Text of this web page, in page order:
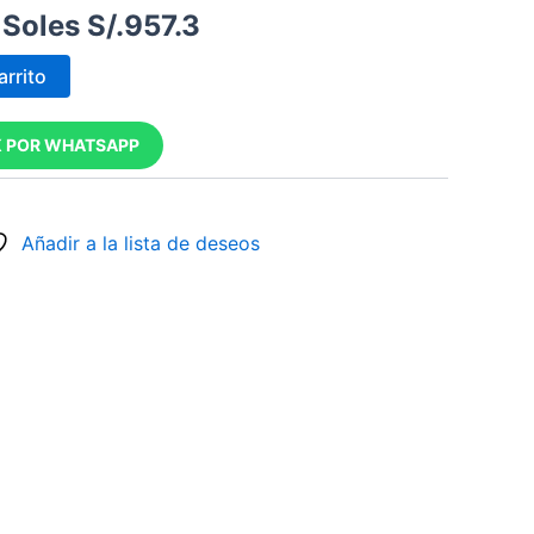
Soles
S/.1,078.1.
Soles S/.957.3
WHATSAPP
Añadir a la lista de deseos